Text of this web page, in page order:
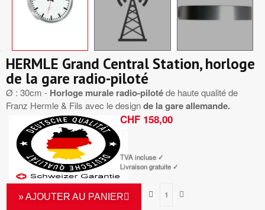
HERMLE Grand Central Station, horloge
de la gare radio-piloté
Ø : 30cm - Horloge murale radio-pilotéde haute qualité de
Franz Hermle & Fils avec le designde la gare allemande.
CHF 158,00
TVA incluse ✓
Livraison gratuite ✓
» AJOUTER AU PANIER